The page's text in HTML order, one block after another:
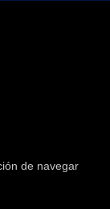
de navegar